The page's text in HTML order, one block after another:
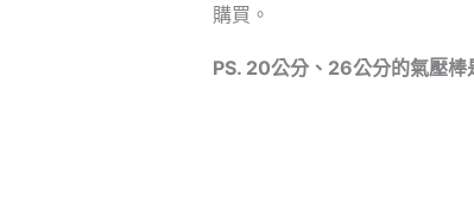
購買。
PS. 20公分、26公分的氣壓棒